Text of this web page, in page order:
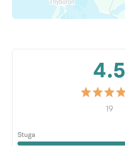
4.5
19
Stuga